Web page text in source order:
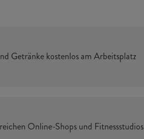
Getränke kostenlos am Arbeitsplatz
Online-Shops und Fitnessstudios